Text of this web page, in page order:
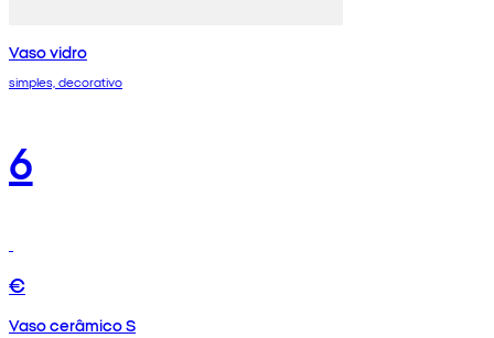
Vaso vidro
simples, decorativo
6
€
Vaso cerâmico S